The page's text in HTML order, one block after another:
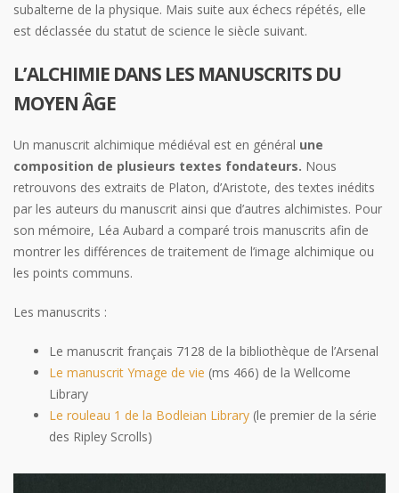
subalterne de la physique. Mais suite aux échecs répétés, elle
est déclassée du statut de science le siècle suivant.
L’ALCHIMIE DANS LES MANUSCRITS DU
MOYEN ÂGE
Un manuscrit alchimique médiéval est en général une
composition de plusieurs textes fondateurs. Nous
retrouvons des extraits de Platon, d’Aristote, des textes inédits
par les auteurs du manuscrit ainsi que d’autres alchimistes. Pour
son mémoire, Léa Aubard a comparé trois manuscrits afin de
montrer les différences de traitement de l’image alchimique ou
les points communs.
Les manuscrits :
Le manuscrit français 7128 de la bibliothèque de l’Arsenal
Le manuscrit Ymage de vie (ms 466) de la Wellcome
Library
Le rouleau 1 de la Bodleian Library (le premier de la série
des Ripley Scrolls)